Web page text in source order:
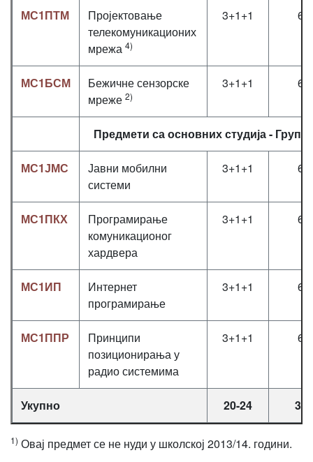
МС1ПТМ
Пројектовање
телекомуникационих
мрежа 4)
3+1+1 6
МС1БСМ
Бежичне сензорске
мреже 2)
3+1+1 6
Предмети са основних студија - Група
МС1ЈМС
Јавни мобилни
системи
3+1+1 6
МС1ПКХ
Програмирање
комуникационог
хардвера
3+1+1 6
МС1ИП
Интернет
програмирање
3+1+1 6
МС1ППР
Принципи
позиционирања у
радио системима
3+1+1 6
Укупно 20-24 30
1) Овај предмет се не нуди у школској 2013/14. години.